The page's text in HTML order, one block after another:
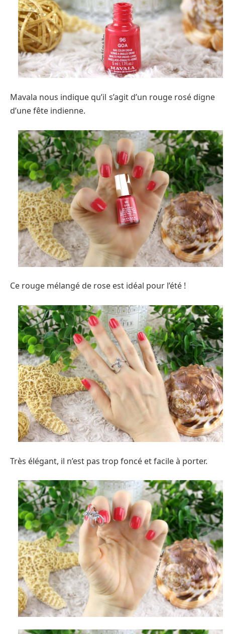
Mavala nous indique qu’il s’agit d’un rouge rosé digne
d’une fête indienne.
Ce rouge mélangé de rose est idéal pour l’été !
Très élégant, il n’est pas trop foncé et facile à porter.